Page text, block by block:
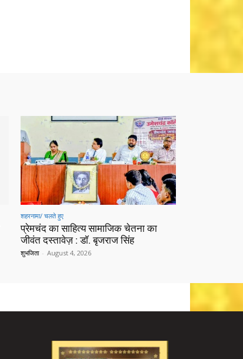
शहरनामा/ चलते हुए
प्रेमचंद का साहित्य सामाजिक चेतना का
जीवंत दस्तावेज़ : डॉ. बृजराज सिंह
शुभजिता - August 4, 2026